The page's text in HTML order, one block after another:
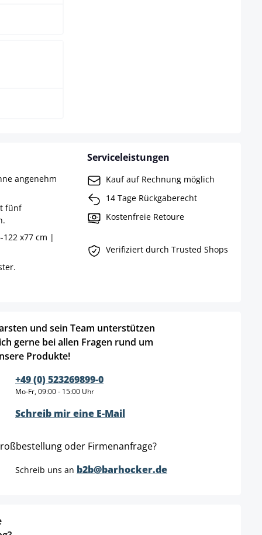
angenehm
fünf
122 x77 cm |
Serviceleistungen
Kauf auf Rechnung möglich
14 Tage Rückgaberecht
Kostenfreie Retoure
Verifiziert durch Trusted Shops
und sein Team unterstützen
gerne bei allen Fragen rund um
Produkte!
+49 (0) 523269899-0
Mo-Fr, 09:00 - 15:00 Uhr
Schreib mir eine E-Mail
oder Firmenanfrage?
Schreib uns an b2b@barhocker.de